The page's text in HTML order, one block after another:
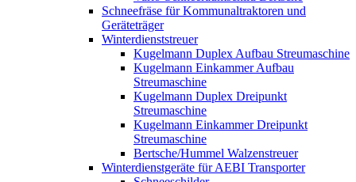
Schneefräse für Kommunaltraktoren und
Geräteträger
Winterdienststreuer
Kugelmann Duplex Aufbau Streumaschine
Kugelmann Einkammer Aufbau
Streumaschine
Kugelmann Duplex Dreipunkt
Streumaschine
Kugelmann Einkammer Dreipunkt
Streumaschine
Bertsche/Hummel Walzenstreuer
Winterdienstgeräte für AEBI Transporter